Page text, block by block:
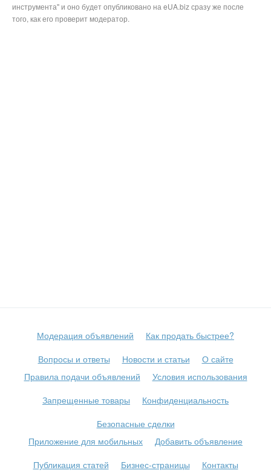
инструмента" и оно будет опубликовано на eUA.biz сразу же после
того, как его проверит модератор.
Модерация объявлений
Как продать быстрее?
Вопросы и ответы
Новости и статьи
О сайте
Правила подачи объявлений
Условия использования
Запрещенные товары
Конфиденциальность
Безопасные сделки
Приложение для мобильных
Добавить объявление
Публикация статей
Бизнес-страницы Контакты